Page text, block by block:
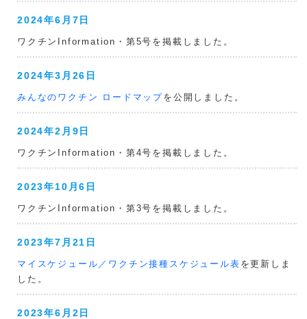
2024年6月7日
ワクチンInformation・第5号を掲載しました。
2024年3月26日
みんなのワクチン ロードマップを公開しました。
2024年2月9日
ワクチンInformation・第4号を掲載しました。
2023年10月6日
ワクチンInformation・第3号を掲載しました。
2023年7月21日
マイスケジュール／ワクチン接種スケジュール表 を更新しま
した。
2023年6月2日